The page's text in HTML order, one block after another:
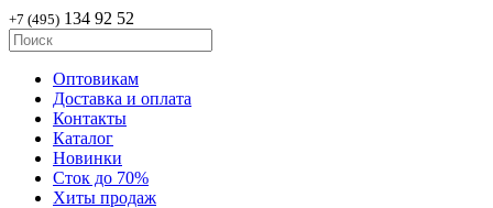
+7 (495) 134 92 52
Оптовикам
Доставка и оплата
Контакты
Каталог
Новинки
Сток до 70%
Хиты продаж